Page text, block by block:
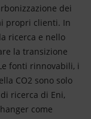
dei
propri clienti. In
ricerca e nello
la transizione
fonti rinnovabili, i
CO2 sono solo
ricerca di Eni,
come